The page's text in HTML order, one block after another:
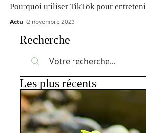
Pourquoi utiliser TikTok pour
Actu 2 novembre 2023
Recherche
Les plus récents